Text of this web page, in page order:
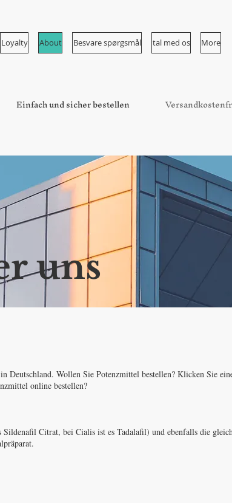
Loyalty About Besvare spørgsmål tal med os More
Einfach und sicher bestellen
uns
Deutschland. Wollen Sie Potenzmittel bestellen? Klicken Sie
online bestellen?
Citrat, bei Cialis ist es Tadalafil) und ebenfalls die